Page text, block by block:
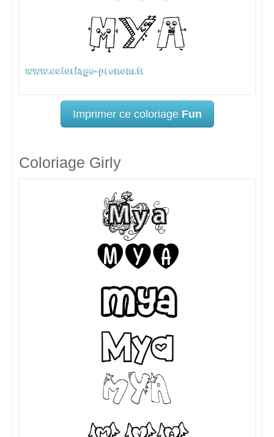
Imprimer ce coloriage Fun
Coloriage Girly